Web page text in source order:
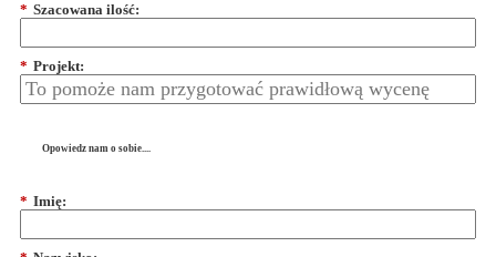
* Szacowana ilość:
* Projekt:
Opowiedz nam o sobie....
* Imię: